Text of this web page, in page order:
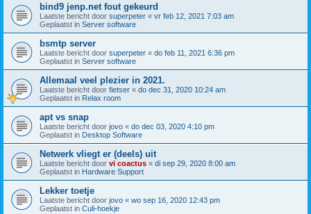
bind9 jenp.net fout gekeurd
Laatste bericht door superpeter « vr feb 12, 2021 7:03 am
Geplaatst in Server software
bsmtp server
Laatste bericht door superpeter « do feb 11, 2021 6:36 pm
Geplaatst in Server software
Allemaal veel plezier in 2021.
Laatste bericht door fietser « do dec 31, 2020 10:24 am
Geplaatst in Relax room
apt vs snap
Laatste bericht door jovo « do dec 03, 2020 4:10 pm
Geplaatst in Desktop Software
Netwerk vliegt er (deels) uit
Laatste bericht door vi coactus « di sep 29, 2020 8:00 am
Geplaatst in Hardware Support
Lekker toetje
Laatste bericht door jovo « wo sep 16, 2020 12:43 pm
Geplaatst in Culi-hoekje